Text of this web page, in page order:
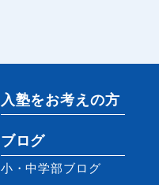
入塾をお考えの方
ブログ
小・中学部ブログ